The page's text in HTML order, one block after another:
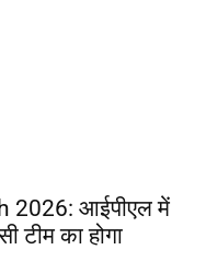
2026: आईपीएल में
टीम का होगा